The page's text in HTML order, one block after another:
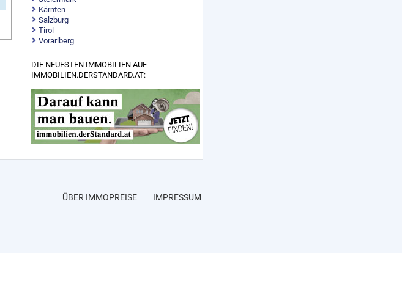
Kärnten
Salzburg
Tirol
Vorarlberg
DIE NEUESTEN IMMOBILIEN AUF
IMMOBILIEN.DERSTANDARD.AT:
IMPRESSUM
ÜBER IMMOPREISE